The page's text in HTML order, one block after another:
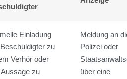
direkter Vergleich:
Einladung
zu
Verhör oder
zu
Meldung an
Polizei oder
über eine